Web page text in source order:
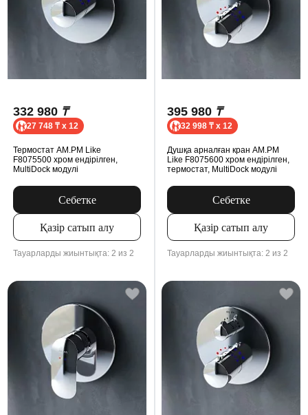
332 980 ₸
27 748 ₸ x 12
Термостат AM.PM Like
F8075500 хром ендірілген,
MultiDock модулі
Себетке
Қазір сатып алу
Тауарларды жиынтықта: 2 из 2
395 980 ₸
32 998 ₸ x 12
Душқа арналған кран AM.PM
Like F8075600 хром ендірілген,
термостат, MultiDock модулі
Себетке
Қазір сатып алу
Тауарларды жиынтықта: 2 из 2